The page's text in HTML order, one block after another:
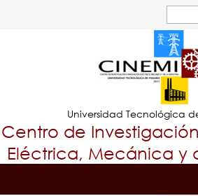
Jump to
de
Universidad Tecnológica
Centro de
Eléctrica, Mecánica y